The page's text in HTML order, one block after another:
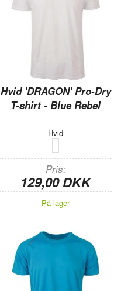
Hvid 'DRAGON' Pro-Dry
T-shirt - Blue Rebel
Hvid
Pris
129,00 DKK
På lager